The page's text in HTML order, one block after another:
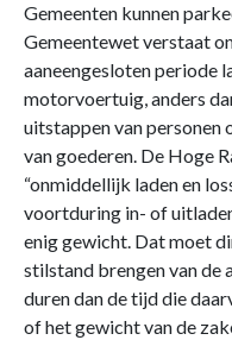
Gemeenten kunnen
Gemeentewet verstaat
aaneengesloten periode
motorvoertuig, anders
uitstappen van personen
van goederen. De Hoge
“onmiddellijk laden en
voortduring in- of
enig gewicht. Dat moet
stilstand brengen van de
duren dan de tijd die
of het gewicht van de